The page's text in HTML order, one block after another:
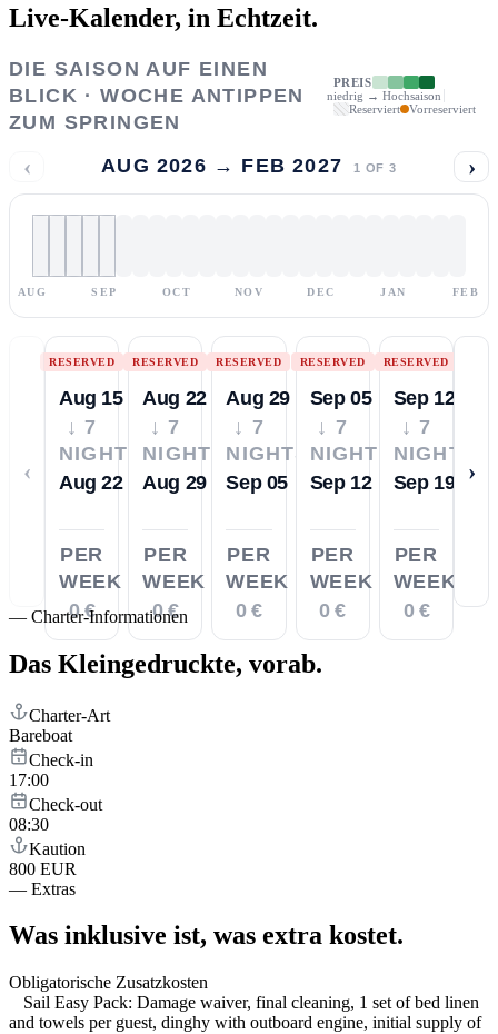
Live-Kalender, in Echtzeit.
DIE SAISON AUF EINEN
BLICK · WOCHE ANTIPPEN
ZUM SPRINGEN
PREIS
niedrig → Hochsaison
Reserviert
Vorreserviert
‹ AUG 2026 → FEB 2027 1 OF 3 ›
AUG SEP OCT NOV DEC JAN FEB
‹
RESERVED
Aug 15
↓ 7
NIGHTS
Aug 22
PER
WEEK
0 €
RESERVED
Aug 22
↓ 7
NIGHTS
Aug 29
PER
WEEK
0 €
RESERVED
Aug 29
↓ 7
NIGHTS
Sep 05
PER
WEEK
0 €
RESERVED
Sep 05
↓ 7
NIGHTS
Sep 12
PER
WEEK
0 €
RESERVED
Sep 12
↓ 7
NIGHTS
Sep 19
PER
WEEK
0 €
›
— Charter-Informationen
Das Kleingedruckte, vorab.
Charter-Art
Bareboat
Check-in
17:00
Check-out
08:30
Kaution
800 EUR
— Extras
Was inklusive ist, was extra kostet.
Obligatorische Zusatzkosten
Sail Easy Pack: Damage waiver, final cleaning, 1 set of bed linen
and towels per guest, dinghy with outboard engine, initial supply of